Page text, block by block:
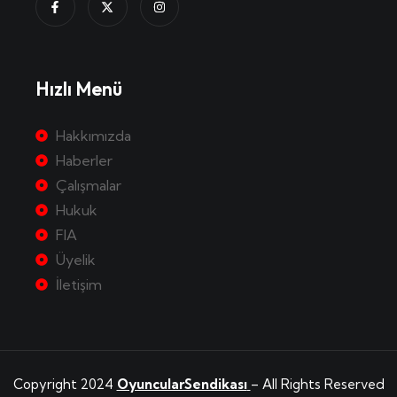
Hızlı Menü
Hakkımızda
Haberler
Çalışmalar
Hukuk
FIA
Üyelik
İletişim
Copyright 2024 OyuncularSendikası – All Rights Reserved